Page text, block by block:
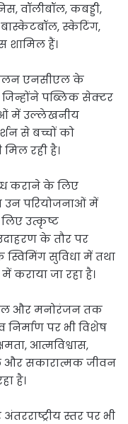
वॉलीबॉल, कबड्डी,
स्केटिंग,
शामिल हैं।
एनसीएल के
जिन्होंने पब्लिक सेक्टर
में उल्लेखनीय
से बच्चों को
मिल रही है।
कराने के लिए
उन परियोजनाओं में
उत्कृष्ट
के तौर पर
सुविधा में तथा
कराया जा रहा है।
और मनोरंजन तक
निर्माण पर भी विशेष
आत्मविश्वास,
और सकारात्मक जीवन
है।
स्तर पर भी